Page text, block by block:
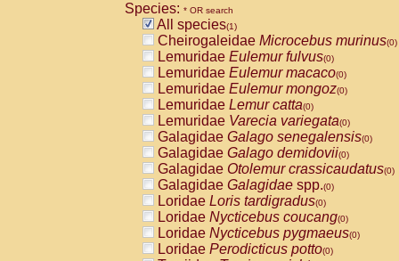
CebidaeCebus capucinus
CebidaeCebus nigrivittatus
CebidaeCebus spp.(0)
CebidaeSaimiri boliviensis(0)
CebidaeSaimiri sciureus(0)
AtelidaeAlouatta caraya(0)
AtelidaeAlouatta fusca(0)
AtelidaeAlouatta seniculus(0)
AtelidaeAlouattaspp.(0)
AtelidaeAteles belzebuth(0)
AtelidaeAteles geoffroyi(0)
AtelidaeAteles paniscus(0)
AtelidaeAtelesspp.(0)
AtelidaeLagothrix lagothricha(0)
AtelidaeLagothrix lagothricha cana
PitheciidaeCacajao calvus
Species: * OR search
All species(1)
Cheirogaleidae Microcebus murinus(0)
Lemuridae Eulemur fulvus(0)
Lemuridae Eulemur macaco(0)
Lemuridae Eulemur mongoz(0)
Lemuridae Lemur catta(0)
Lemuridae Varecia variegata(0)
Galagidae Galago senegalensis(0)
Galagidae Galago demidovii(0)
Galagidae Otolemur crassicaudatus(0)
Galagidae Galagidae spp.(0)
Loridae Loris tardigradus(0)
Loridae Nycticebus coucang(0)
Loridae Nycticebus pygmaeus(0)
Loridae Perodicticus potto(0)